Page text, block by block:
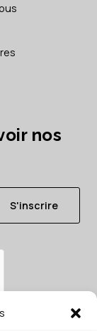
nos
S'inscrire
en